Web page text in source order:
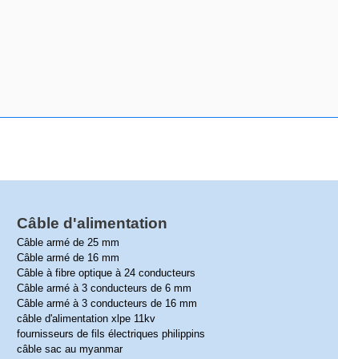
Câble d'alimentation
Câble armé de 25 mm
Câble armé de 16 mm
Câble à fibre optique à 24 conducteurs
Câble armé à 3 conducteurs de 6 mm
Câble armé à 3 conducteurs de 16 mm
câble d'alimentation xlpe 11kv
fournisseurs de fils électriques philippins
câble sac au myanmar